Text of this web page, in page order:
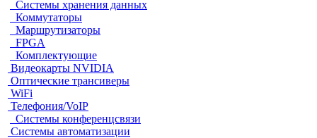
Системы хранения данных
Коммутаторы
Маршрутизаторы
FPGA
Комплектующие
Видеокарты NVIDIA
Оптические трансиверы
WiFi
Телефония/VoIP
Системы конференцсвязи
Системы автоматизации